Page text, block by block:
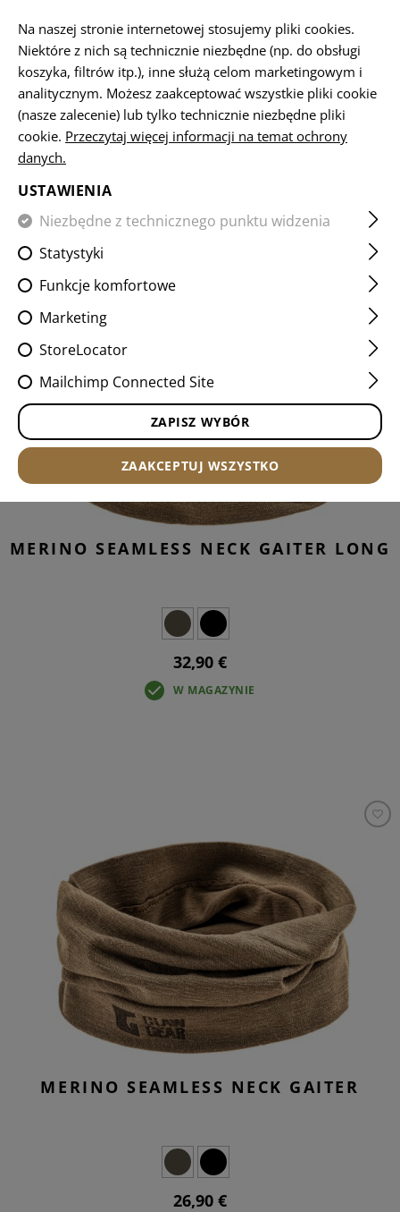
NECK GAITERS
STRONA GŁÓWNA ODZIEŻ HEADWEAR NECK
MERINO SEAMLESS NECK GAITER LONG
32,90 €
W MAGAZYNIE
MERINO SEAMLESS NECK GAITER
26,90 €
Na naszej stronie internetowej stosujemy pliki cookies.
Niektóre z nich są technicznie niezbędne (np. do obsługi
koszyka, filtrów itp.), inne służą celom marketingowym i
analitycznym. Możesz zaakceptować wszystkie pliki cookie
(nasze zalecenie) lub tylko technicznie niezbędne pliki
cookie. Przeczytaj więcej informacji na temat ochrony
danych.
USTAWIENIA
Niezbędne z technicznego punktu widzenia
Statystyki
Funkcje komfortowe
Marketing
StoreLocator
Mailchimp Connected Site
ZAPISZ WYBÓR
ZAAKCEPTUJ WSZYSTKO